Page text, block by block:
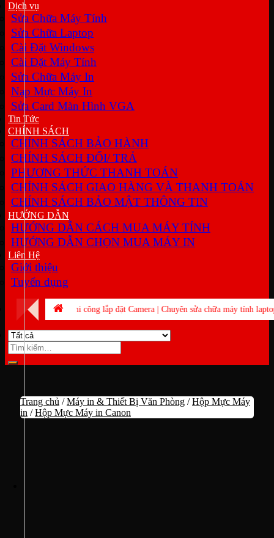
Dịch vụ
Sửa Chữa Máy Tính
Sửa Chữa Laptop
Cài Đặt Windows
Cài Đặt Máy Tính
Sửa Chữa Máy In
Nạp Mực Máy In
Sửa Card Màn Hình VGA
Tin Tức
CHÍNH SÁCH
CHÍNH SÁCH BẢO HÀNH
CHÍNH SÁCH ĐỔI/ TRẢ
PHƯƠNG THỨC THANH TOÁN
CHÍNH SÁCH GIAO HÀNG VÀ THANH TOÁN
CHÍNH SÁCH BẢO MẬT THÔNG TIN
HƯỚNG DẪN
HƯỚNG DẪN CÁCH MUA MÁY TÍNH
HƯỚNG DẪN CHỌN MUA MÁY IN
Liên Hệ
Giới thiệu
Tuyển dụng
thi công lắp đặt Camera | Chuyên sửa chữa máy tính laptop |
Tìm
kiếm:
Trang chủ / Máy in & Thiết Bị Văn Phòng / Hộp Mực Máy
in / Hộp Mực Máy in Canon